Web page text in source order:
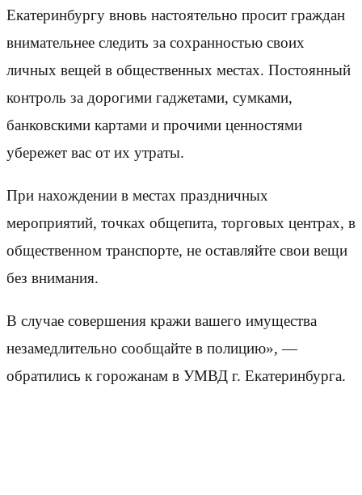
Екатеринбургу вновь настоятельно просит граждан
внимательнее следить за сохранностью своих
личных вещей в общественных местах. Постоянный
контроль за дорогими гаджетами, сумками,
банковскими картами и прочими ценностями
убережет вас от их утраты.
При нахождении в местах праздничных
мероприятий, точках общепита, торговых центрах, в
общественном транспорте, не оставляйте свои вещи
без внимания.
В случае совершения кражи вашего имущества
незамедлительно сообщайте в полицию», —
обратились к горожанам в УМВД г. Екатеринбурга.